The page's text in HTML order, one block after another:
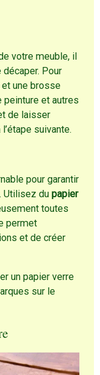
votre meuble, il
Pour
une brosse
et autres
de laisser
suivante.
pour garantir
Utilisez dupapier
toutes
permet
et de créer
un papier verre
sur le